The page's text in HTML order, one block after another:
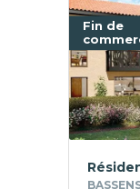
Fin de